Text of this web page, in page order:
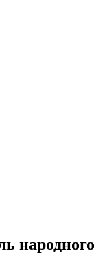
народного